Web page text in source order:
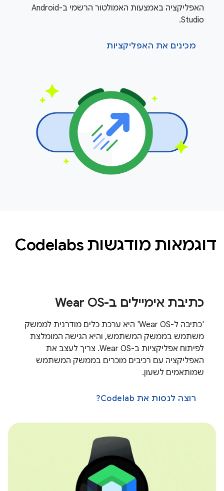
האפליקציה באמצעות האמולטור הרשמי ב-Android
Studio.
מכינים את האפליקציות
דוגמאות מודגשות Codelabs
כתיבת אימיילים ב-Wear OS
'כתיבה ל-Wear OS' היא ערכת כלים מודרנית לממשק
משתמש בממשק המשתמש, והיא הגישה המומלצת
לפיתוח אפליקציות ב-Wear OS. צריך לעצב את
האפליקציה עם רכיבים מוכרים בממשק המשתמש
שמותאמים לשעון.
רוצה לנסות את Codelab?